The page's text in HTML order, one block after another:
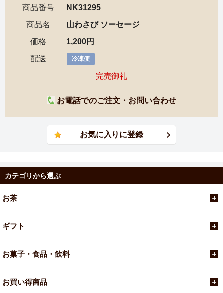
商品番号
NK31295
商品名
山わさび ソーセージ
価格
1,200円
配送
冷凍便
完売御礼
お電話でのご注文・お問い合わせ
カテゴリから選ぶ
お茶
ギフト
お菓子・食品・飲料
お買い得商品